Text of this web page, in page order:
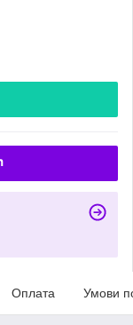
Оплата Умови